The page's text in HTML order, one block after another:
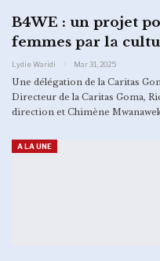
B4WE : un projet
femmes par la
Lydie Waridi Mar 31, 2025
Une délégation de la Caritas
Directeur de la Caritas Goma,
direction et Chimène
A LA UNE